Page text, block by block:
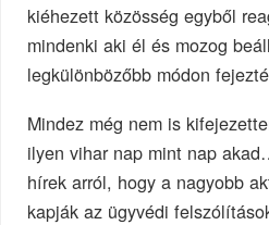
kiéhezett közösség egyből
mindenki aki él és mozog
legkülönbözőbb módon
Mindez még nem is
ilyen vihar nap mint nap
hírek arról, hogy a nagyobb
kapják az ügyvédi